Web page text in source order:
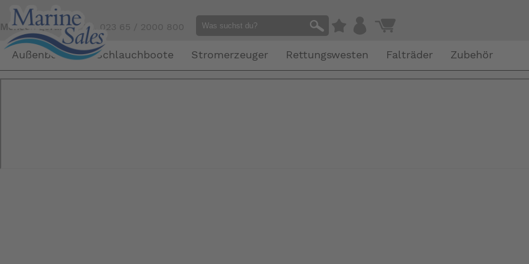
Mensch gefällig?Tel. 023 65 / 2000 800
Außenborder Schlauchboote Stromerzeuger Rettungswesten Falträder Zubehör